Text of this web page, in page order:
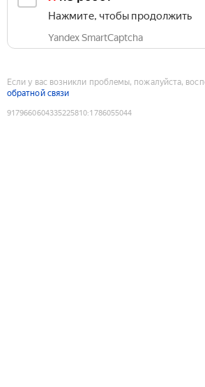
Нажмите, чтобы продолжить
Yandex SmartCaptcha
Если у вас возникли проблемы, пожалуйста,
обратной связи
9179660604335225810:1786055044